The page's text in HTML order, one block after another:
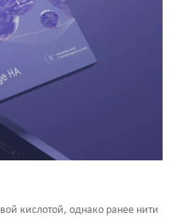
кислотой, однако ранее нити